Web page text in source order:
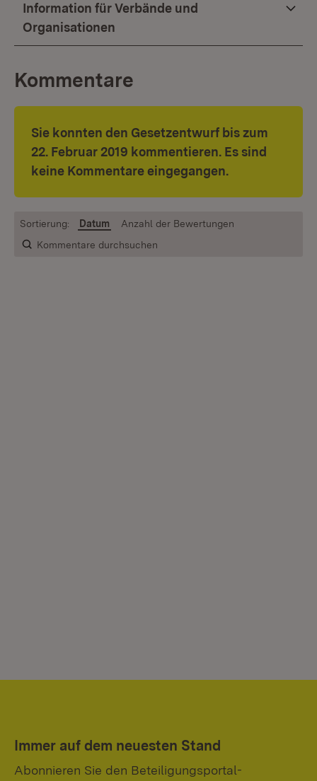
Information für Verbände und
Organisationen
Kommentare
Sie konnten den Gesetzentwurf bis zum
22. Februar 2019 kommentieren. Es sind
keine Kommentare eingegangen.
Kommentare durchsuchen
Sortierung: Datum Anzahl der Bewertungen
Immer auf dem neuesten Stand
Abonnieren Sie den Beteiligungsportal-